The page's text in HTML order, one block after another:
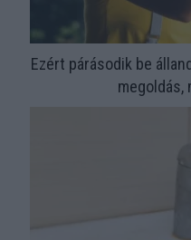
Ezért párásodik be
megoldás,